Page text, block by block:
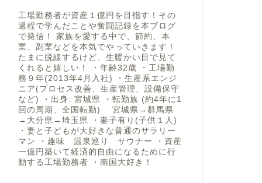
工場勤務者が資産１億円を目指す！その
過程で学んだことや奮闘記録を本ブログ
で発信！ 家族を愛する中で、節約、本
業、副業などを本気でやっていきます！
たまに脱線するけど、生暖かい目で見て
くれると嬉しい！ ・年齢32歳 ・工場勤
務９年(2013年4月入社) ・生産系エンジ
ニア(プロセス改善、生産管理、設備保守
など) ・出身: 宮城県 ・転勤族 (約4年に1
回の周期、全国転勤) 宮城県→群馬県
→大分県→埼玉県 ・妻子有り(子供１人)
・妻と子どもが大好きな普通のサラリー
マン ・趣味 温泉巡り サウナー ・資産
一億円築いて経済的自由になるために行
動する工場勤務者 ・南国大好き！